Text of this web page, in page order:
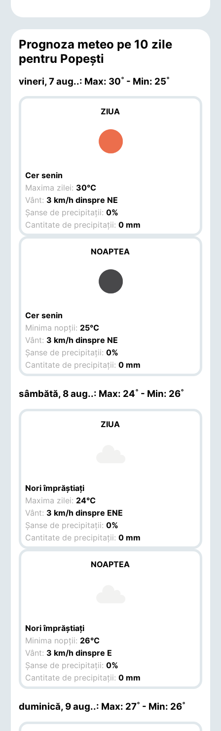
Prognoza meteo pe 10 zile
pentru Popeşti
vineri, 7 aug..: Max: 30˚ - Min: 25˚
ZIUA
Cer senin
Maxima zilei: 30°C
Vânt: 3 km/h dinspre NE
Șanse de precipitații:0%
Cantitate de precipitații:0 mm
NOAPTEA
Cer senin
Minima nopții: 25°C
Vânt: 3 km/h dinspre NE
Șanse de precipitații:0%
Cantitate de precipitații:0 mm
sâmbătă, 8 aug..: Max: 24˚ - Min: 26˚
ZIUA
Nori împrăștiați
Maxima zilei: 24°C
Vânt: 3 km/h dinspre ENE
Șanse de precipitații:0%
Cantitate de precipitații:0 mm
NOAPTEA
Nori împrăștiați
Minima nopții: 26°C
Vânt: 3 km/h dinspre E
Șanse de precipitații:0%
Cantitate de precipitații:0 mm
duminică, 9 aug..: Max: 27˚ - Min: 26˚